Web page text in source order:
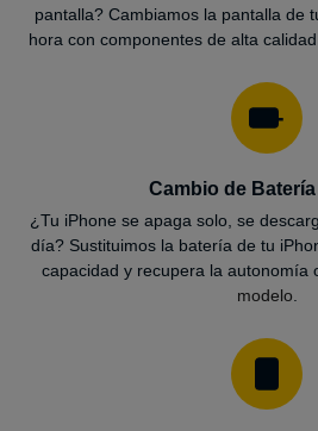
pantalla? Cambiamos la pantalla de
hora con componentes de alta
Cambio de
¿Tu iPhone se apaga solo, se
día? Sustituimos la batería de tu
capacidad y recupera la autonomía
modelo